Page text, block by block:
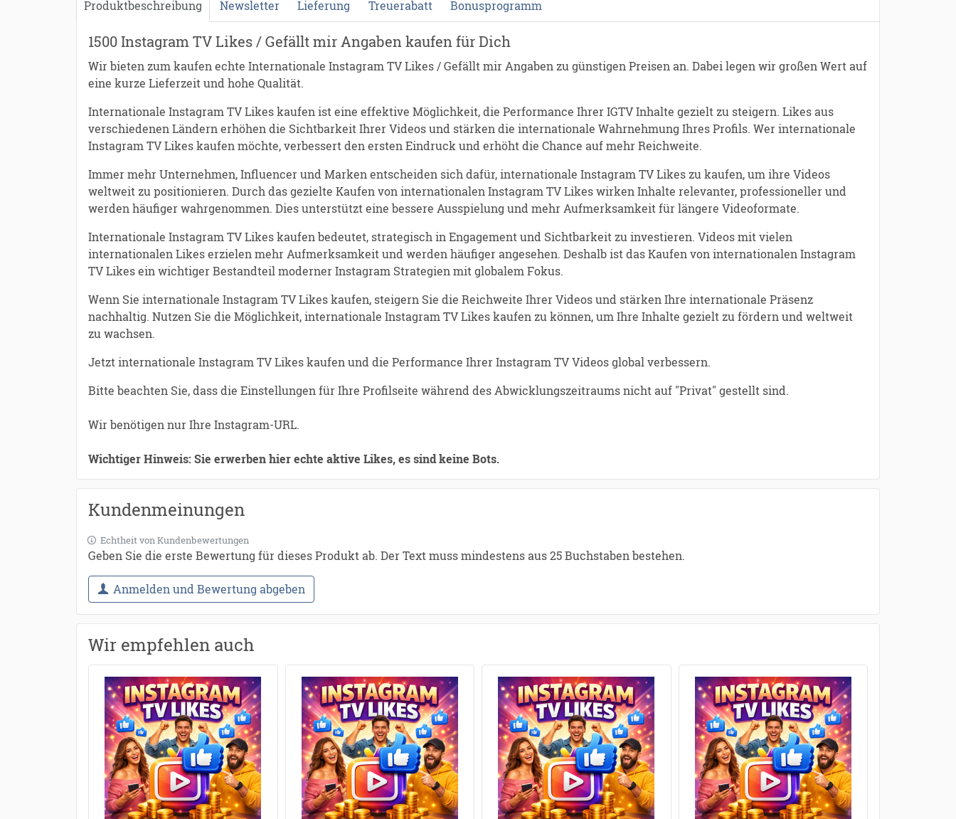
Produktbeschreibung Newsletter Lieferung Treuerabatt Bonusprogramm
1500 Instagram TV Likes / Gefällt mir Angaben kaufen für Dich
Wir bieten zum kaufen echte Internationale Instagram TV Likes / Gefällt mir Angaben zu günstigen Preisen an. Dabei legen wir großen Wert auf
eine kurze Lieferzeit und hohe Qualität.
Internationale Instagram TV Likes kaufen ist eine effektive Möglichkeit, die Performance Ihrer IGTV Inhalte gezielt zu steigern. Likes aus
verschiedenen Ländern erhöhen die Sichtbarkeit Ihrer Videos und stärken die internationale Wahrnehmung Ihres Profils. Wer internationale
Instagram TV Likes kaufen möchte, verbessert den ersten Eindruck und erhöht die Chance auf mehr Reichweite.
Immer mehr Unternehmen, Influencer und Marken entscheiden sich dafür, internationale Instagram TV Likes zu kaufen, um ihre Videos
weltweit zu positionieren. Durch das gezielte Kaufen von internationalen Instagram TV Likes wirken Inhalte relevanter, professioneller und
werden häufiger wahrgenommen. Dies unterstützt eine bessere Ausspielung und mehr Aufmerksamkeit für längere Videoformate.
Internationale Instagram TV Likes kaufen bedeutet, strategisch in Engagement und Sichtbarkeit zu investieren. Videos mit vielen
internationalen Likes erzielen mehr Aufmerksamkeit und werden häufiger angesehen. Deshalb ist das Kaufen von internationalen Instagram
TV Likes ein wichtiger Bestandteil moderner Instagram Strategien mit globalem Fokus.
Wenn Sie internationale Instagram TV Likes kaufen, steigern Sie die Reichweite Ihrer Videos und stärken Ihre internationale Präsenz
nachhaltig. Nutzen Sie die Möglichkeit, internationale Instagram TV Likes kaufen zu können, um Ihre Inhalte gezielt zu fördern und weltweit
zu wachsen.
Jetzt internationale Instagram TV Likes kaufen und die Performance Ihrer Instagram TV Videos global verbessern.
Bitte beachten Sie, dass die Einstellungen für Ihre Profilseite während des Abwicklungszeitraums nicht auf "Privat" gestellt sind.
Wir benötigen nur Ihre Instagram-URL.
Wichtiger Hinweis: Sie erwerben hier echte aktive Likes, es sind keine Bots.
Kundenmeinungen
Echtheit von Kundenbewertungen
Geben Sie die erste Bewertung für dieses Produkt ab. Der Text muss mindestens aus 25 Buchstaben bestehen.
Anmelden und Bewertung abgeben
Wir empfehlen auch